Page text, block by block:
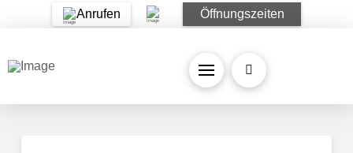
Anrufen Öffnungszeiten